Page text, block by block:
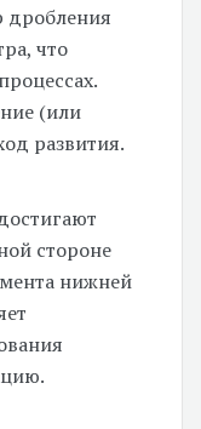
дробления
что
(или
развития.
стороне
нижней